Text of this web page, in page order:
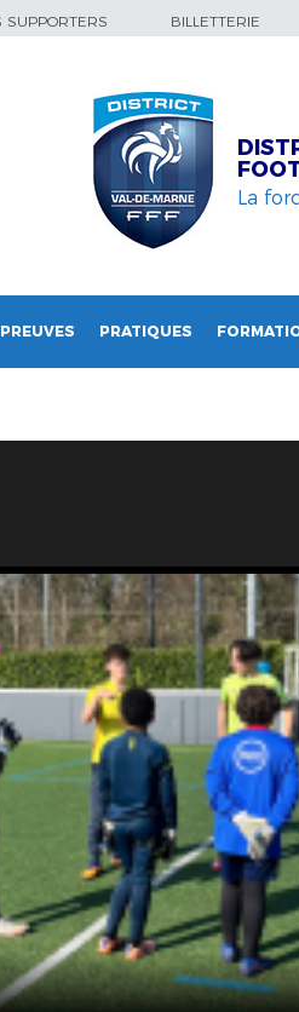
SUPPORTERS BILLETTERIE
La
PRATIQUES